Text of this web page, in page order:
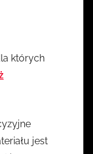
których
jest